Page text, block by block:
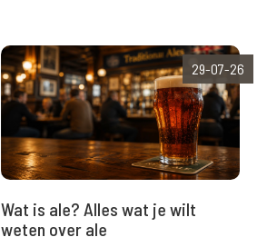
29-07-26
Wat is ale? Alles wat je wilt
weten over ale